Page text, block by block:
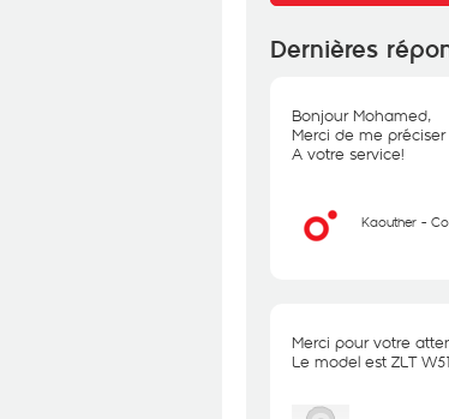
Dernières
Bonjour Mohamed,
Merci de me
A votre service!
Kaouther -
Merci pour votre
Le model est ZLT